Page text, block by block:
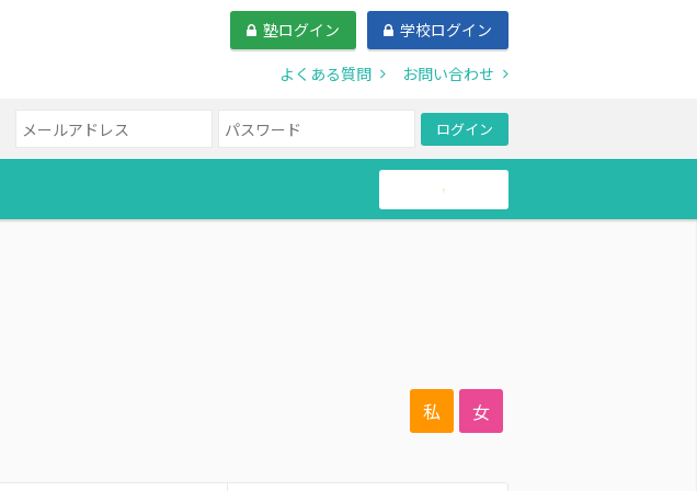
塾ログイン
学校ログイン
よくある質問
お問い合わせ
ログイン
帰国生
私 女